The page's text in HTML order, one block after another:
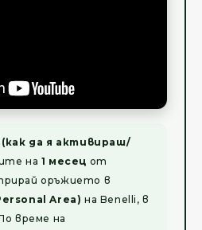
да я активираш/
на 1 месец от
оръжието в
Area) на Benelli, в
време на